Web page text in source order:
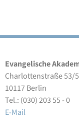
Evangelische
Charlottenstraße 53/
10117 Berlin
Tel.: (030) 203 55 - 0
E-Mail